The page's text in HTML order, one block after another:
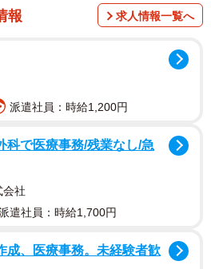
ん
報 求人情報一覧へ
派遣社員：時給1,200円
科で医療事務/残業なし/急
会社
遣社員：時給1,700円
成、医療事務。未経験者歓